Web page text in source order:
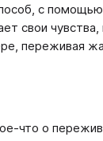
с
свои
переживая
что о